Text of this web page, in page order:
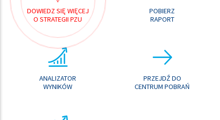
DOWIEDZ SIĘ WIĘCEJ
O STRATEGII PZU
POBIERZ
RAPORT
ANALIZATOR
WYNIKÓW
PRZEJDŹ DO
CENTRUM POBRAŃ